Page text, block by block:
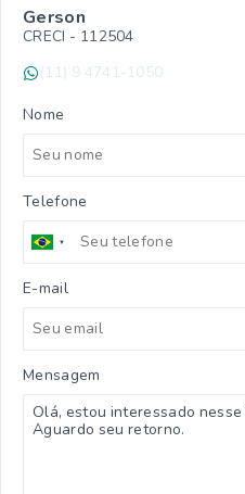
Gerson
CRECI - 112504
(11) 9 4741-1050
Nome
Telefone
E-mail
Mensagem